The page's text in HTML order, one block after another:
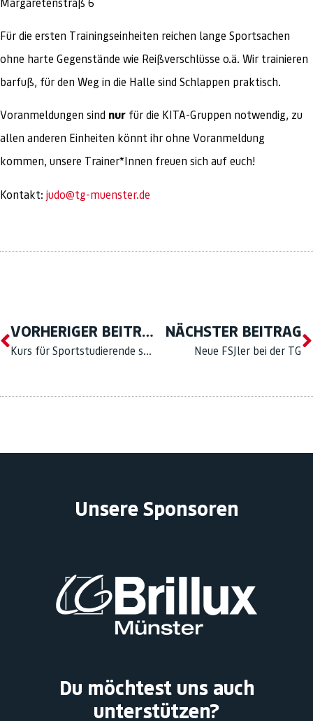
Margaretenstraß 6
Für die ersten Trainingseinheiten reichen lange Sportsachen
ohne harte Gegenstände wie Reißverschlüsse o.ä. Wir trainieren
barfuß, für den Weg in die Halle sind Schlappen praktisch.
Voranmeldungen sind nur für die KITA-Gruppen notwendig, zu
allen anderen Einheiten könnt ihr ohne Voranmeldung
kommen, unsere Trainer*Innen freuen sich auf euch!
Kontakt: judo@tg-muenster.de
VORHERIGER BEITRAG
Kurs für Sportstudierende setzt sich fort
NÄCHSTER BEITRAG
Neue FSJler bei der TG
Unsere Sponsoren
Du möchtest uns auch
unterstützen?